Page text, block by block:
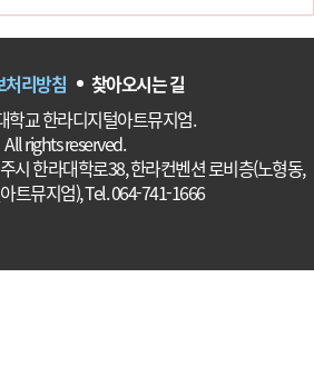
리방침
찾아오시는 길
학교 한라디지털아트뮤지엄.
All rights reserved.
시 한라대학로38, 한라컨벤션 로비층(노형동,
트뮤지엄), Tel. 064-741-1666